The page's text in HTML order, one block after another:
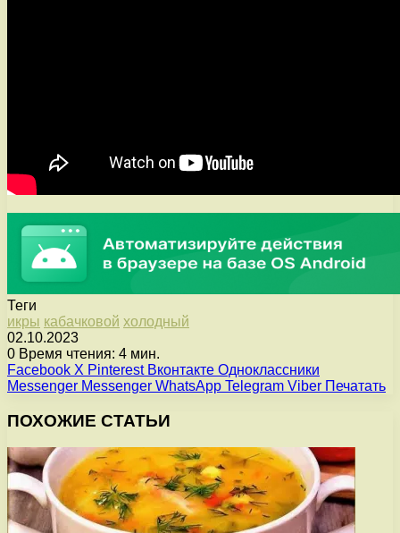
Теги
икры кабачковой холодный
02.10.2023
0 Время чтения: 4 мин.
Facebook X Pinterest Вконтакте Одноклассники
Messenger Messenger WhatsApp Telegram Viber Печатать
ПОХОЖИЕ СТАТЬИ